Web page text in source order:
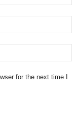
for the next time I